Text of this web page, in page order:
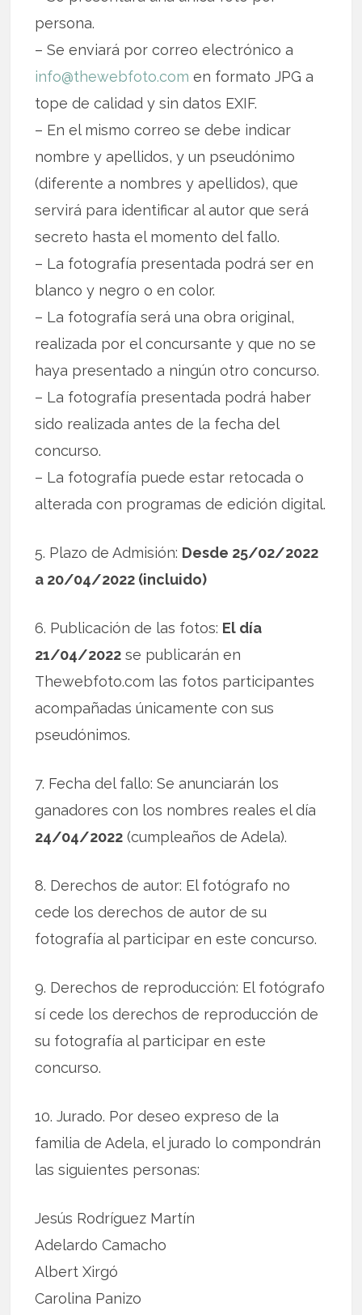
persona.
– Se enviará por correo electrónico a
info@thewebfoto.com en formato JPG a
tope de calidad y sin datos EXIF.
– En el mismo correo se debe indicar
nombre y apellidos, y un pseudónimo
(diferente a nombres y apellidos), que
servirá para identificar al autor que será
secreto hasta el momento del fallo.
– La fotografía presentada podrá ser en
blanco y negro o en color.
– La fotografía será una obra original,
realizada por el concursante y que no se
haya presentado a ningún otro concurso.
– La fotografía presentada podrá haber
sido realizada antes de la fecha del
concurso.
– La fotografía puede estar retocada o
alterada con programas de edición digital.
5. Plazo de Admisión: Desde 25/02/2022
a 20/04/2022 (incluido)
6. Publicación de las fotos: El día
21/04/2022 se publicarán en
Thewebfoto.com las fotos participantes
acompañadas únicamente con sus
pseudónimos.
7. Fecha del fallo: Se anunciarán los
ganadores con los nombres reales el día
24/04/2022 (cumpleaños de Adela).
8. Derechos de autor: El fotógrafo no
cede los derechos de autor de su
fotografía al participar en este concurso.
9. Derechos de reproducción: El fotógrafo
sí cede los derechos de reproducción de
su fotografía al participar en este
concurso.
10. Jurado. Por deseo expreso de la
familia de Adela, el jurado lo compondrán
las siguientes personas:
Jesús Rodríguez Martín
Adelardo Camacho
Albert Xirgó
Carolina Panizo